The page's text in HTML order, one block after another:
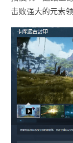
击败强大的元素